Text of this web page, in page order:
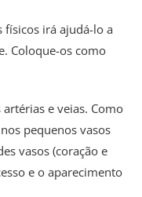
irá ajudá-lo a
Coloque-os como
e veias. Como
pequenos vasos
vasos (coração e
e o aparecimento